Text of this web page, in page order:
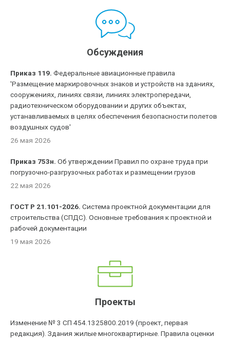
Обсуждения
Приказ 119. Федеральные авиационные правила
'Размещение маркировочных знаков и устройств на зданиях,
сооружениях, линиях связи, линиях электропередачи,
радиотехническом оборудовании и других объектах,
устанавливаемых в целях обеспечения безопасности полетов
воздушных судов'
26 мая 2026
Приказ 753н. Об утверждении Правил по охране труда при
погрузочно-разгрузочных работах и размещении грузов
22 мая 2026
ГОСТ Р 21.101-2026. Система проектной документации для
строительства (СПДС). Основные требования к проектной и
рабочей документации
19 мая 2026
Проекты
Изменение № 3 СП 454.1325800.2019 (проект, первая
редакция). Здания жилые многоквартирные. Правила оценки